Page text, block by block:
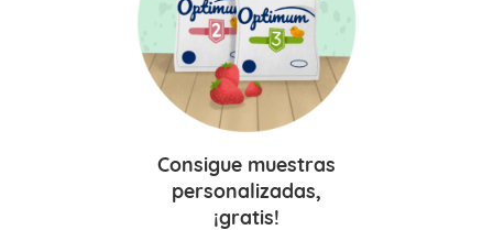
Consigue muestras
personalizadas,
¡gratis!